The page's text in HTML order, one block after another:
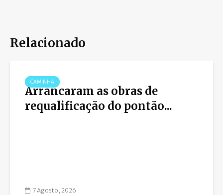
Relacionado
CAMINHA
Arrancaram as obras de
requalificação do pontão...
7 Agosto, 2026